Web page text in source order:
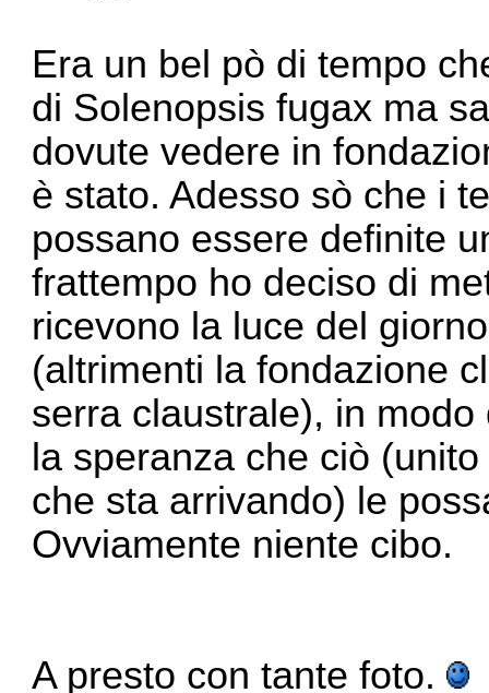
Era un bel pò di tempo
di Solenopsis fugax ma
dovute vedere in
è stato. Adesso sò che i
possano essere definite
frattempo ho deciso di
ricevono la luce del
(altrimenti la fondazione
serra claustrale), in
la speranza che ciò
che sta arrivando) le
Ovviamente niente cibo.
A presto con tante foto.